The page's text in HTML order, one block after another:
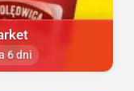
6 dni